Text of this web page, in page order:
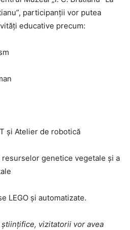
participanții vor putea
educative precum:
și Atelier de robotică
genetice vegetale și a
LEGO și automatizate.
vizitatorii vor avea